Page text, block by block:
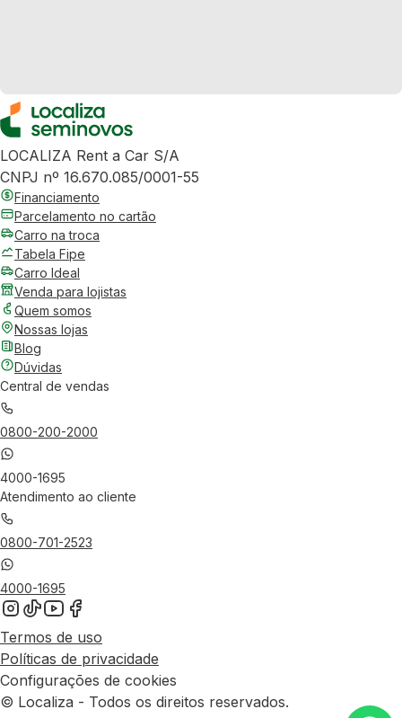
LOCALIZA Rent a Car S/A
CNPJ nº 16.670.085/0001-55
Financiamento
Parcelamento no cartão
Carro na troca
Tabela Fipe
Carro Ideal
Venda para lojistas
Quem somos
Nossas lojas
Blog
Dúvidas
Central de vendas
0800-200-2000
4000-1695
Atendimento ao cliente
0800-701-2523
4000-1695
Termos de uso
Políticas de privacidade
Configurações de cookies
© Localiza - Todos os direitos reservados.